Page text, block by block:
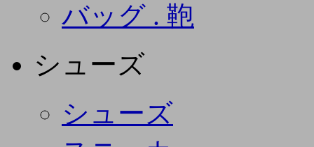
バッグ . 鞄
シューズ
シューズ